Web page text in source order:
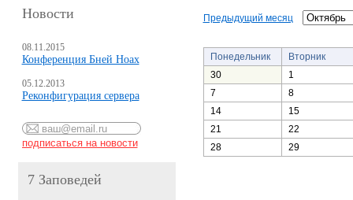
Новости
08.11.2015
Конференция Бней Ноах
05.12.2013
Реконфигурация сервера
7 Заповедей
Предыдущий месяц
Понедельник
Вторник
30
1
7
8
14
15
21
22
28
29